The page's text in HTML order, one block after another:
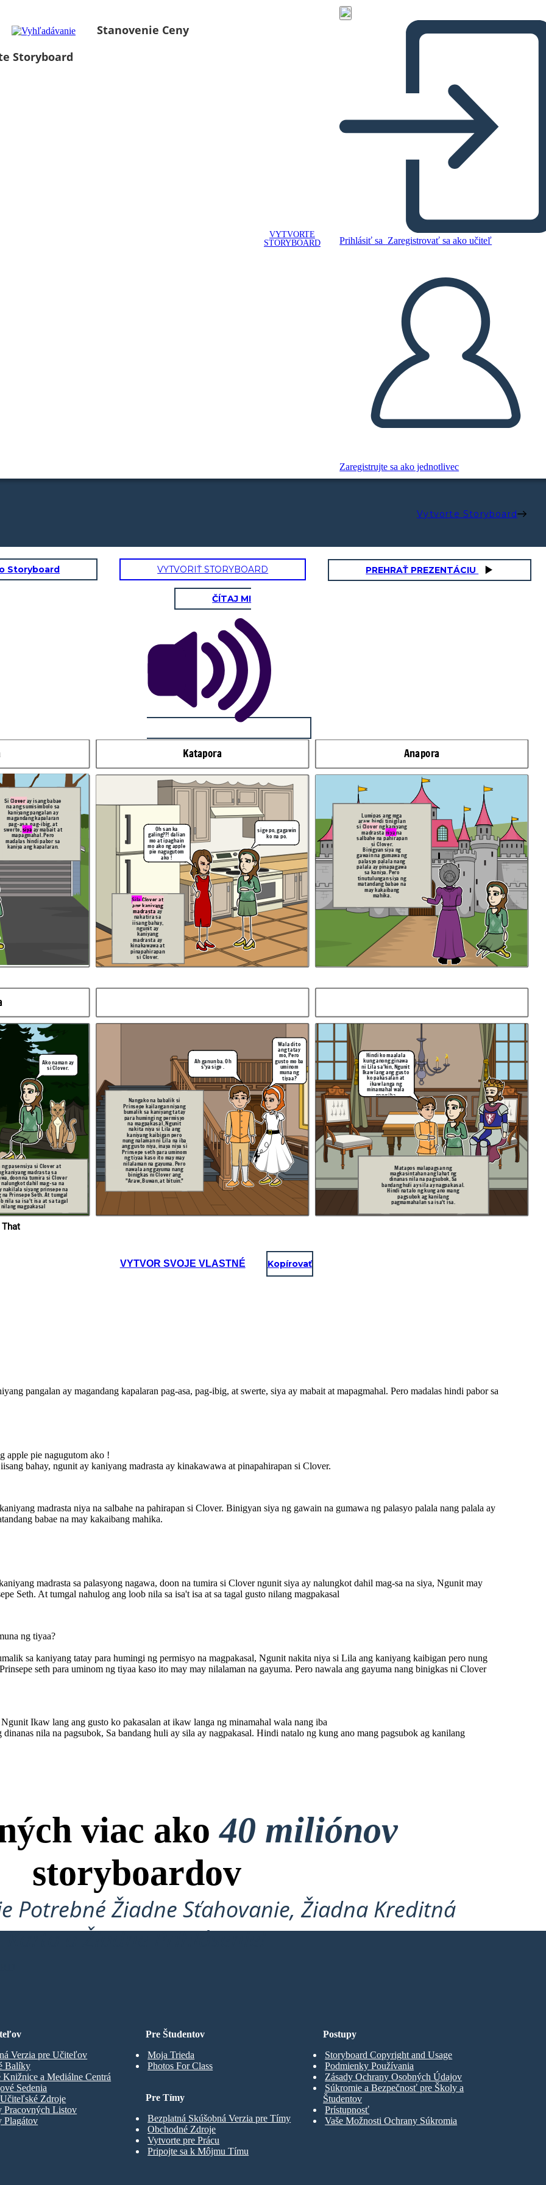
Stanovenie Ceny
Storyboard
VYTVORTE
STORYBOARD
Prihlásiť sa Zaregistrovať sa ako učiteľ
Zaregistrujte sa ako jednotlivec
Vytvorte Storyboard
fsdsad
palala ay pinapagawa
Matapos malapagsan ng
magkasintahan ang lahat ng
dinanas nila na pagsubok, Sa
Wala dito
mo, Pero
gusto mo ba
uminom
muna ng
tiyaa? ko pakasalan at
fsdsad
ko na po.
Binigyan siya ng
gawain na gumawa ng
palasyo palala nang
palala ay pinapagawa
sa kaniya. Pero
tinutulungan siya ng
matandang babae na
may kakaibang
mahika.
Storyboard VYTVORIŤ STORYBOARD PREHRAŤ PREZENTÁCIU
ČÍTAJ MI
That
Katapora Anapora
Si Cloveray isang babae
na ang sumisimbolo sa
kaniyang pangalan ay
magandang kapalaran
pag-asa, pag-ibig, at
swerte,siya ay mabait at
mapagmahal. Pero
madalas hindi pabor sa
kaniya ang kapalaran.
SilaClover at
ang kaniyang
madrastaay
nakatira sa
iisang bahay,
ngunit ay
kaniyang
madrasta ay
kinakawawa at
pinapahirapan
si Clover.
Oh san ka
galing??! dalian
mo at ipaghain
mo ako ng apple
pie nagugutom
ako !
sige po, gagawin
ko na po.
Lumipas ang mga
araw, hindi tinigilan
si Cloverng kaniyang
madrastaniyana
salbahe na pahirapan
si Clover.
Binigyan siya ng
gawain na gumawa ng
palasyo palala nang
palala ay pinapagawa
sa kaniya. Pero
tinutulungan siya ng
matandang babae na
may kakaibang
mahika.
ng pasensiya si Clover at
kaniyang madrasta sa
doon na tumira si Clover
dahil mag-sa na
nakilala siyang prinsepe na
na Prinsepe Seth. At tumgal
nila sa isa't isa at sa tagal
magpakasal
Ako naman ay
si Clover.
Matapos malapagsan ng
magkasintahan ang lahat ng
dinanas nila na pagsubok, Sa
bandang huli ay sila ay nagpakasal.
Hindi natalo ng kung ano mang
pagsubok ag kanilang
pagmamahalan sa isa't isa.
Ah ganun ba. Oh
s'ya sige .
Wala dito
ang tatay
mo, Pero
gusto mo ba
uminom
muna ng
tiyaa?
Hindi ko maalala
kung anong ginawa
ni Lila sa'kin, Ngunit
Ikaw lang ang gusto
ko pakasalan at
ikaw langa ng
minamahal wala
nang iba
Nangako na babalik si
Prinsepe kailangan niyang
bumalik sa kaniyang tatay
para humingi ng permisyo
na magpakasal, Ngunit
nakita niya si Lila ang
kaniyang kaibigan pero
nung nalaman ni Lila na iba
ang gusto niya, inaya niya si
Prinsepe seth para uminom
ng tiyaa kaso ito may may
nilalaman na gayuma. Pero
nawala ang gayuma nang
binigkas ni Clover ang
"Araw, Buwan, at bituin."
VYTVOR SVOJE VLASTNÉ Kopírovať
pangalan ay magandang kapalaran pag-asa, pag-ibig, at swerte, siya ay mabait at mapagmahal. Pero madalas hindi pabor sa
apple pie nagugutom ako !
bahay, ngunit ay kaniyang madrasta ay kinakawawa at pinapahirapan si Clover.
madrasta niya na salbahe na pahirapan si Clover. Binigyan siya ng gawain na gumawa ng palasyo palala nang palala ay
babae na may kakaibang mahika.
madrasta sa palasyong nagawa, doon na tumira si Clover ngunit siya ay nalungkot dahil mag-sa na siya, Ngunit may
Seth. At tumgal nahulog ang loob nila sa isa't isa at sa tagal gusto nilang magpakasal
ng tiyaa?
sa kaniyang tatay para humingi ng permisyo na magpakasal, Ngunit nakita niya si Lila ang kaniyang kaibigan pero nung
seth para uminom ng tiyaa kaso ito may may nilalaman na gayuma. Pero nawala ang gayuma nang binigkas ni Clover
Ikaw lang ang gusto ko pakasalan at ikaw langa ng minamahal wala nang iba
dinanas nila na pagsubok, Sa bandang huli ay sila ay nagpakasal. Hindi natalo ng kung ano mang pagsubok ag kanilang
viac ako40 miliónov
storyboardov
Potrebné Žiadne Sťahovanie, Žiadna Kreditná
Karta a Žiadne Prihlásenie!
Pre Študentov
Moja Trieda
Photos For Class
Verzia pre Učiteľov
Balíky
Knižnice a Mediálne Centrá
Sedenia
Zdroje
Pracovných Listov
Plagátov
Pre Tímy
Bezplatná Skúšobná Verzia pre Tímy
Obchodné Zdroje
Vytvorte pre Prácu
Pripojte sa k Môjmu Tímu
Postupy
Storyboard Copyright and Usage
Podmienky Používania
Zásady Ochrany Osobných Údajov
Súkromie a Bezpečnosť pre Školy a
Študentov
Prístupnosť
Vaše Možnosti Ochrany Súkromia